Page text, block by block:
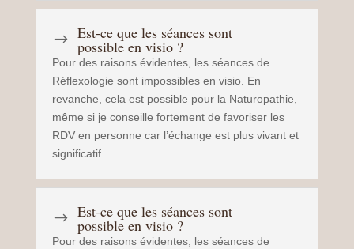
$ Est-ce que les séances sont
possible en visio ?
Pour des raisons évidentes, les séances de
Réflexologie sont impossibles en visio. En
revanche, cela est possible pour la Naturopathie,
même si je conseille fortement de favoriser les
RDV en personne car l’échange est plus vivant et
significatif.
$ Est-ce que les séances sont
possible en visio ?
Pour des raisons évidentes, les séances de